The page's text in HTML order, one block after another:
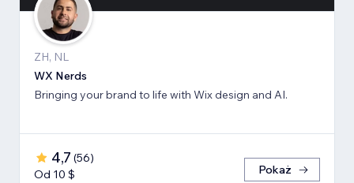
ZH, NL
WX Nerds
Bringing your brand to life with Wix design and AI.
4,7 (56)
Od 10 $
Pokaż